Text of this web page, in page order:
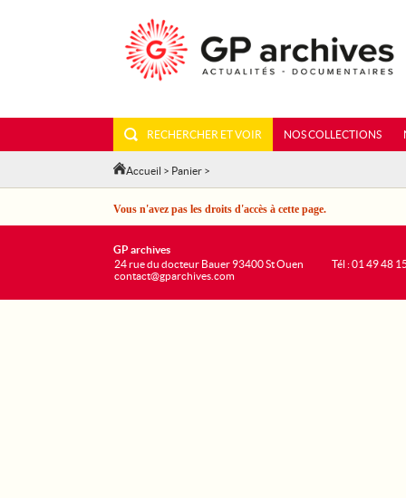
RECHERCHER ET VOIR NOS COLLECTIONS
Accueil > Panier >
Vous n'avez pas les droits d'accès à cette page.
GP archives
24 rue du docteur Bauer 93400 St Ouen
contact@gparchives.com
Tél : 01 49 48